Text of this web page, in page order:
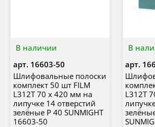
В наличии
арт. 16603-50
Шлифовальные полоски
комплект 50 шт FILM
L312T 70 х 420 мм на
липучке 14 отверстий
зелёные P 40 SUNMIGHT
16603-50
В
арт.
L312T